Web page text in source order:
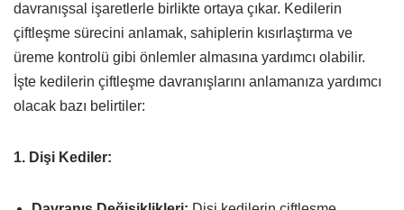
davranışsal işaretlerle birlikte ortaya çıkar. Kedilerin
çiftleşme sürecini anlamak, sahiplerin kısırlaştırma ve
üreme kontrolü gibi önlemler almasına yardımcı olabilir.
İşte kedilerin çiftleşme davranışlarını anlamanıza yardımcı
olacak bazı belirtiler:
1. Dişi Kediler: